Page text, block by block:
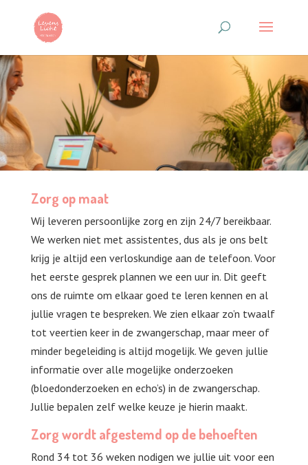
Zorg op maat
Wij leveren persoonlijke zorg en zijn 24/7 bereikbaar.
We werken niet met assistentes, dus als je ons belt
krijg je altijd een verloskundige aan de telefoon. Voor
het eerste gesprek plannen we een uur in. Dit geeft
ons de ruimte om elkaar goed te leren kennen en al
jullie vragen te bespreken. We zien elkaar zo’n twaalf
tot veertien keer in de zwangerschap, maar meer of
minder begeleiding is altijd mogelijk. We geven jullie
informatie over alle mogelijke onderzoeken
(bloedonderzoeken en echo’s) in de zwangerschap.
Jullie bepalen zelf welke keuze je hierin maakt.
Zorg wordt afgestemd op de behoeften
Rond 34 tot 36 weken nodigen we jullie uit voor een